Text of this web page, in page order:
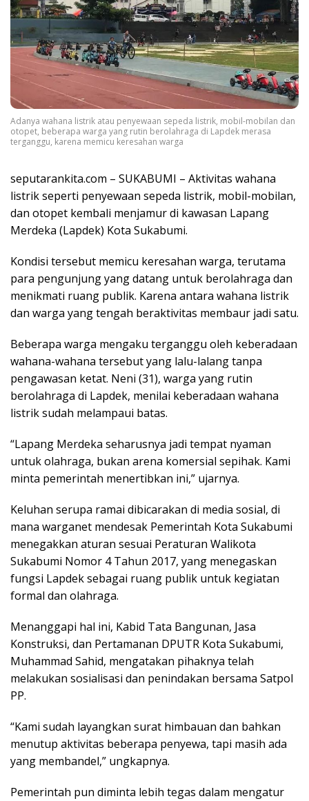
Adanya wahana listrik atau penyewaan sepeda listrik, mobil-mobilan dan
otopet, beberapa warga yang rutin berolahraga di Lapdek merasa
terganggu, karena memicu keresahan warga
seputarankita.com – SUKABUMI – Aktivitas wahana
listrik seperti penyewaan sepeda listrik, mobil-mobilan,
dan otopet kembali menjamur di kawasan Lapang
Merdeka (Lapdek) Kota Sukabumi.
Kondisi tersebut memicu keresahan warga, terutama
para pengunjung yang datang untuk berolahraga dan
menikmati ruang publik. Karena antara wahana listrik
dan warga yang tengah beraktivitas membaur jadi satu.
Beberapa warga mengaku terganggu oleh keberadaan
wahana-wahana tersebut yang lalu-lalang tanpa
pengawasan ketat. Neni (31), warga yang rutin
berolahraga di Lapdek, menilai keberadaan wahana
listrik sudah melampaui batas.
“Lapang Merdeka seharusnya jadi tempat nyaman
untuk olahraga, bukan arena komersial sepihak. Kami
minta pemerintah menertibkan ini,” ujarnya.
Keluhan serupa ramai dibicarakan di media sosial, di
mana warganet mendesak Pemerintah Kota Sukabumi
menegakkan aturan sesuai Peraturan Walikota
Sukabumi Nomor 4 Tahun 2017, yang menegaskan
fungsi Lapdek sebagai ruang publik untuk kegiatan
formal dan olahraga.
Menanggapi hal ini, Kabid Tata Bangunan, Jasa
Konstruksi, dan Pertamanan DPUTR Kota Sukabumi,
Muhammad Sahid, mengatakan pihaknya telah
melakukan sosialisasi dan penindakan bersama Satpol
PP.
“Kami sudah layangkan surat himbauan dan bahkan
menutup aktivitas beberapa penyewa, tapi masih ada
yang membandel,” ungkapnya.
Pemerintah pun diminta lebih tegas dalam mengatur